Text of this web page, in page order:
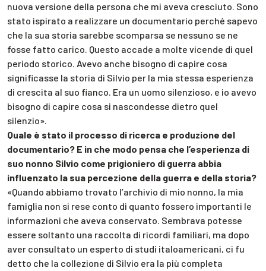
nuova versione della persona che mi aveva cresciuto. Sono
stato ispirato a realizzare un documentario perché sapevo
che la sua storia sarebbe scomparsa se nessuno se ne
fosse fatto carico. Questo accade a molte vicende di quel
periodo storico. Avevo anche bisogno di capire cosa
significasse la storia di Silvio per la mia stessa esperienza
di crescita al suo fianco. Era un uomo silenzioso, e io avevo
bisogno di capire cosa si nascondesse dietro quel
silenzio».
Quale è stato il processo di ricerca e produzione del
documentario? E in che modo pensa che l’esperienza di
suo nonno Silvio come prigioniero di guerra abbia
influenzato la sua percezione della guerra e della storia?
«Quando abbiamo trovato l’archivio di mio nonno, la mia
famiglia non si rese conto di quanto fossero importanti le
informazioni che aveva conservato. Sembrava potesse
essere soltanto una raccolta di ricordi familiari, ma dopo
aver consultato un esperto di studi italoamericani, ci fu
detto che la collezione di Silvio era la più completa